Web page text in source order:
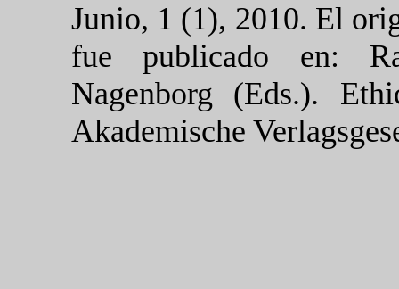
Junio, 1 (1), 2010. El
fue publicado en:
Nagenborg (Eds.).
Akademische